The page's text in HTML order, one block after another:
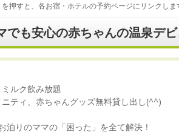
押すと、各お宿・ホテルの予約ページにリンクしま
でも安心の赤ちゃんの温泉デ
ルク飲み放題
ティ、赤ちゃんグッズ無料貸し出し(^^)
泊りのママの「困った」を全て解決！